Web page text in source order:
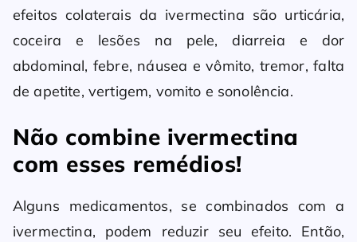
efeitos colaterais da ivermectina são urticária,
coceira e lesões na pele, diarreia e dor
abdominal, febre, náusea e vômito, tremor, falta
de apetite, vertigem, vomito e sonolência.
Não combine ivermectina
com esses remédios!
Alguns medicamentos, se combinados com a
ivermectina, podem reduzir seu efeito. Então,